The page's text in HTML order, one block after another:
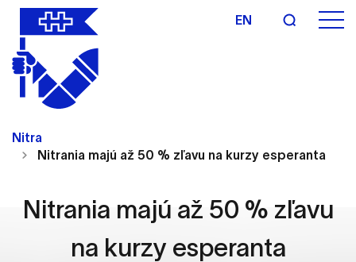
EN
Nitra
Nitrania majú až 50 % zľavu na kurzy esperanta
Nitrania majú až 50 % zľavu
na kurzy esperanta
Nastavenie cookies
stránky môžu ukladať informácie o vašej aktivite a
preferenciách. Používajú sa napríklad k tomu, aby
prihlásenie alebo aby sa uložila Vaša voľba v tomto
okne.
Vyberte úroveň cookies, ktorú chcete povoliť